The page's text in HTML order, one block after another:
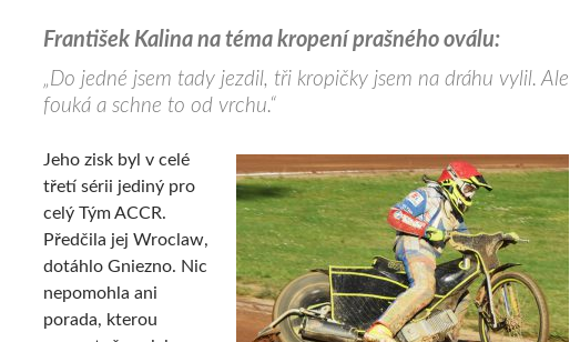
František Kalina na téma kropení prašného oválu:
„Do jedné jsem tady jezdil, tři kropičky jsem na dráhu vylil. Ale
fouká a schne to od vrchu.“
Jeho zisk byl v celé
třetí sérii jediný pro
celý Tým ACCR.
Předčila jej Wroclaw,
dotáhlo Gniezno. Nic
nepomohla ani
porada, kterou